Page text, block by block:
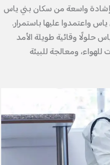
واسعة من سكان بني ياس
واعتمدوا عليها باستمرار.
وقائية طويلة الأمد
ومعالجة للبيئة